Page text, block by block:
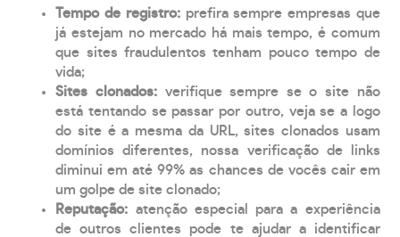
Tempo de registro: prefira sempre empresas que
já estejam no mercado há mais tempo, é comum
que sites fraudulentos tenham pouco tempo de
vida;
Sites clonados: verifique sempre se o site não
está tentando se passar por outro, veja se a logo
do site é a mesma da URL, sites clonados usam
domínios diferentes, nossa verificação de links
diminui em até 99% as chances de vocês cair em
um golpe de site clonado;
Reputação: atenção especial para a experiência
de outros clientes pode te ajudar a identificar